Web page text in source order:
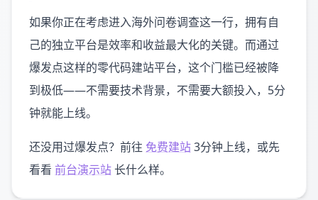
如果你正在考虑进入海外问卷调查这一行，拥有自
己的独立平台是效率和收益最大化的关键。而通过
爆发点这样的零代码建站平台，这个门槛已经被降
到极低——不需要技术背景，不需要大额投入，5分
钟就能上线。
还没用过爆发点？前往 免费建站3分钟上线，或先
看看 前台演示站 长什么样。